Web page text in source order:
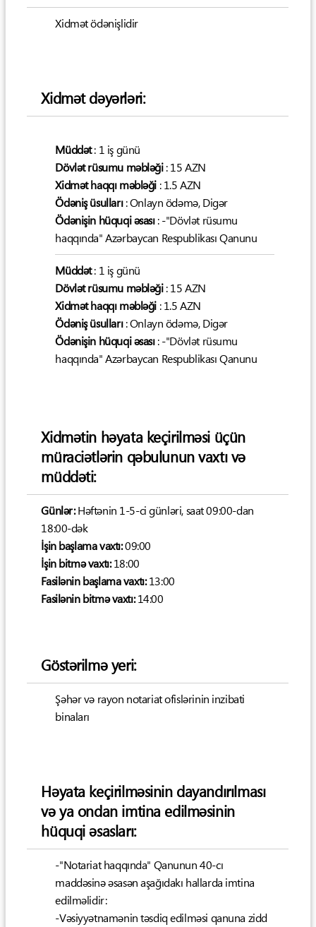
Xidmət ödənişlidir
Xidmət dəyərləri:
Müddət: 1 iş günü
Dövlət rüsumu məbləği: 15 AZN
Xidmət haqqı məbləği : 1.5 AZN
Ödəniş üsulları: Onlayn ödəmə, Digər
Ödənişin hüquqi əsası: -"Dövlət rüsumu
haqqında" Azərbaycan Respublikası Qanunu
Müddət: 1 iş günü
Dövlət rüsumu məbləği: 15 AZN
Xidmət haqqı məbləği : 1.5 AZN
Ödəniş üsulları: Onlayn ödəmə, Digər
Ödənişin hüquqi əsası: -"Dövlət rüsumu
haqqında" Azərbaycan Respublikası Qanunu
Xidmətin həyata keçirilməsi üçün
müraciətlərin qəbulunun vaxtı və
müddəti:
Günlər:Həftənin 1-5-ci günləri, saat 09:00-dan
18:00-dək
İşin başlama vaxtı:09:00
İşin bitmə vaxtı:18:00
Fasilənin başlama vaxtı:13:00
Fasilənin bitmə vaxtı:14:00
Göstərilmə yeri:
Şəhər və rayon notariat ofislərinin inzibati
binaları
Həyata keçirilməsinin dayandırılması
və ya ondan imtina edilməsinin
hüquqi əsasları:
-"Notariat haqqında" Qanunun 40-cı
maddəsinə əsasən aşağıdakı hallarda imtina
edilməlidir:
-Vəsiyyətnamənin təsdiq edilməsi qanuna zidd